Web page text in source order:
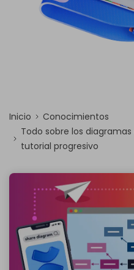
Inicio
Conocimientos
Todo sobre los
tutorial progresivo